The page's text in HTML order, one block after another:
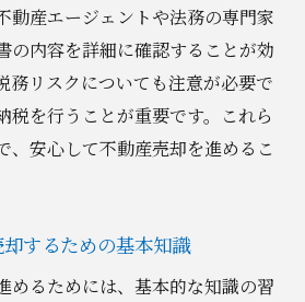
すべき不動産エージェントの
ブルを未然に防ぐ方法
ぐための売却計画の立て方
に注意すべきポイント
から学ぶ不動産売却の教訓
時の迅速な対応法
動産エージェントや法務の専門家
の内容を詳細に確認することが効
務リスクについても注意が必要で
税を行うことが重要です。これら
、安心して不動産売却を進めるこ
するための基本知識
めるためには、基本的な知識の習